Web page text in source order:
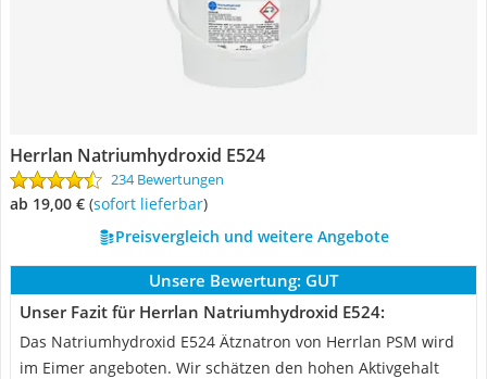
Herrlan Natriumhydroxid E524
234 Bewertungen
ab 19,00 € ( Sofort lieferbar)
Preisvergleich und weitere Angebote
Unsere Bewertung: GUT
Unser Fazit für Herrlan Natriumhydroxid E524:
Das Natriumhydroxid E524 Ätznatron von Herrlan PSM wird
im Eimer angeboten. Wir schätzen den hohen Aktivgehalt